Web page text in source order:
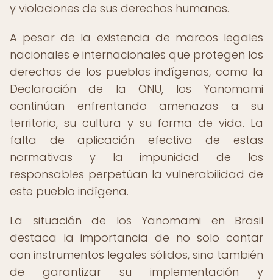
y violaciones de sus derechos humanos.
A pesar de la existencia de marcos legales
nacionales e internacionales que protegen los
derechos de los pueblos indígenas, como la
Declaración de la ONU, los Yanomami
continúan enfrentando amenazas a su
territorio, su cultura y su forma de vida. La
falta de aplicación efectiva de estas
normativas y la impunidad de los
responsables perpetúan la vulnerabilidad de
este pueblo indígena.
La situación de los Yanomami en Brasil
destaca la importancia de no solo contar
con instrumentos legales sólidos, sino también
de garantizar su implementación y